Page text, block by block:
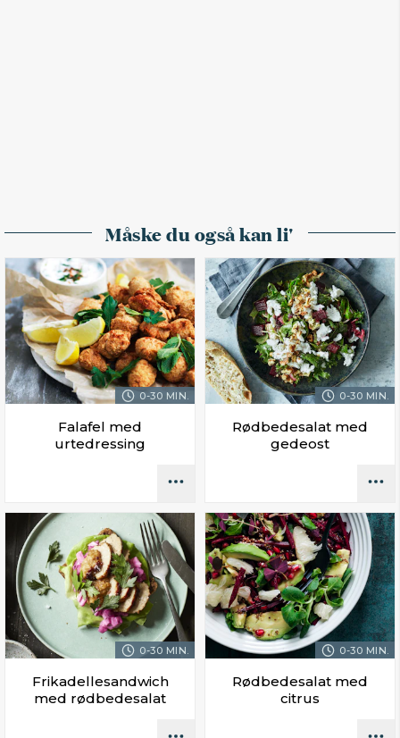
Måske du også kan li'
0-30 MIN.
Falafel med
urtedressing
0-30 MIN.
Rødbedesalat med
gedeost
0-30 MIN.
Frikadellesandwich
med rødbedesalat
0-30 MIN.
Rødbedesalat med
citrus